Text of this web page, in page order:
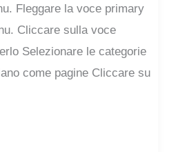
Fleggare la voce primary
Cliccare sulla voce
Selezionare le categorie
come pagine Cliccare su